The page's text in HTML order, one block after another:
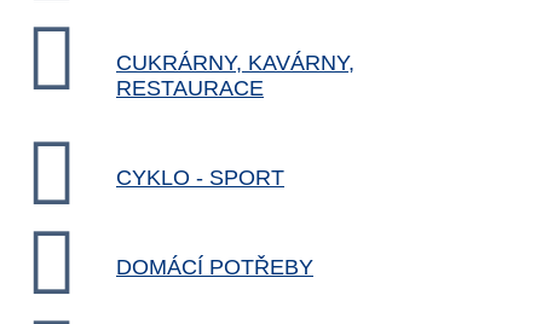
CUKRÁRNY, KAVÁRNY,
RESTAURACE
CYKLO - SPORT
DOMÁCÍ POTŘEBY